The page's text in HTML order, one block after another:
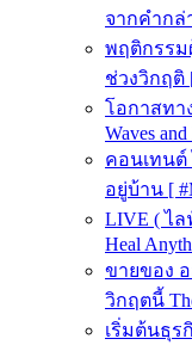
จากคำกล่
พฤติกรรม
ช่วงวิกฤติ
โอกาสทา
Waves
คอนเทนต์
อยู่บ้าน [
LIVE ( ไ
Heal
ขายของ
วิกฤตนี้
เริ่มต้นธุร